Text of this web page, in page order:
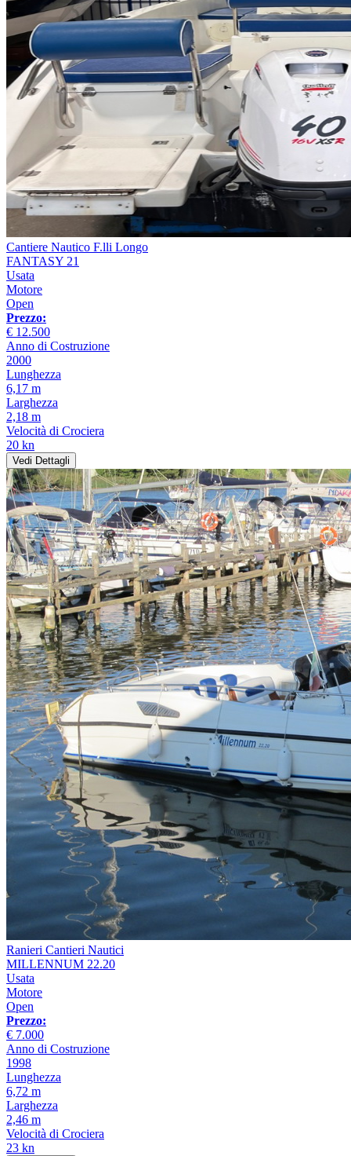
Cantiere Nautico F.lli Longo
FANTASY 21
Usata
Motore
Open
Prezzo:
€ 12.500
Anno di Costruzione
2000
Lunghezza
6,17 m
Larghezza
2,18 m
Velocità di Crociera
20 kn
Vedi Dettagli
Ranieri Cantieri Nautici
MILLENNUM 22.20
Usata
Motore
Open
Prezzo:
€ 7.000
Anno di Costruzione
1998
Lunghezza
6,72 m
Larghezza
2,46 m
Velocità di Crociera
23 kn